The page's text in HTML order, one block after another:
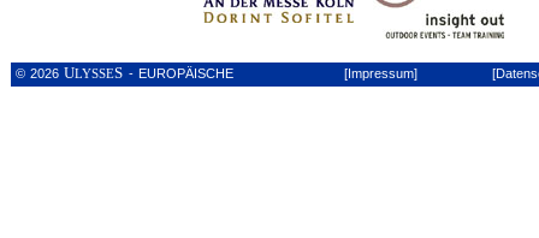
© 2026ULYSSES - EUROPÄISCHE [Impressum]